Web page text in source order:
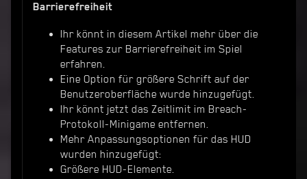
Barrierefreiheit
Ihr könnt in diesem Artikel mehr über die
Features zur Barrierefreiheit im Spiel
erfahren.
Eine Option für größere Schrift auf der
Benutzeroberfläche wurde hinzugefügt.
Ihr könnt jetzt das Zeitlimit im Breach-
Protokoll-Minigame entfernen.
Mehr Anpassungsoptionen für das HUD
wurden hinzugefügt:
Größere HUD-Elemente.